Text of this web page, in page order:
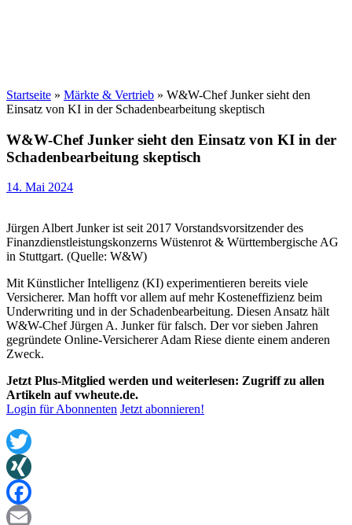
Startseite » Märkte & Vertrieb » W&W-Chef Junker sieht den
Einsatz von KI in der Schadenbearbeitung skeptisch
W&W-Chef Junker sieht den Einsatz von KI in der
Schadenbearbeitung skeptisch
14. Mai 2024
Jürgen Albert Junker ist seit 2017 Vorstandsvorsitzender des
Finanzdienstleistungskonzerns Wüstenrot & Württembergische AG
in Stuttgart. (Quelle: W&W)
Mit Künstlicher Intelligenz (KI) experimentieren bereits viele
Versicherer. Man hofft vor allem auf mehr Kosteneffizienz beim
Underwriting und in der Schadenbearbeitung. Diesen Ansatz hält
W&W-Chef Jürgen A. Junker für falsch. Der vor sieben Jahren
gegründete Online-Versicherer Adam Riese diente einem anderen
Zweck.
Jetzt Plus-Mitglied werden und weiterlesen: Zugriff zu allen
Artikeln auf vwheute.de.
Login für Abonnenten Jetzt abonnieren!
Twitter
XING
Facebook